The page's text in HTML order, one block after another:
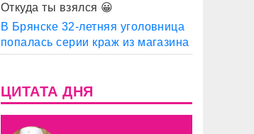
Откуда ты взялся 😀
В Брянске 32-летняя уголовница
попалась серии краж из магазина
ЦИТАТА ДНЯ